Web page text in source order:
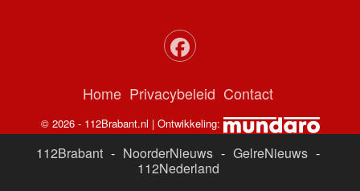
Home Privacybeleid Contact
© 2026 - 112Brabant.nl | Ontwikkeling:
112Brabant - NoorderNieuws - GelreNieuws -
112Nederland